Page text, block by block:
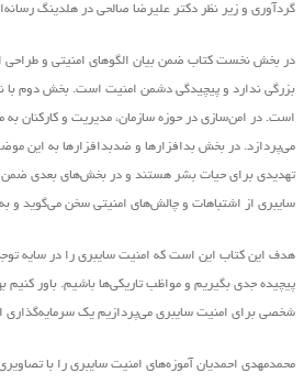
گردآوری و زیر نظر دکتر علیرضا صالحی در هلدینگ
در بخش نخست کتاب ضمن بیان الگوهای امنیتی و طراحی
بزرگی ندارد و پیچیدگی دشمن امنیت است. بخش دوم با
است. در امن‌سازی در حوزه‌ سازمان، مدیریت و کارکنان به
می‌پردازد. در بخش بدافزارها و ضدبدافزارها به این
تهدیدی برای حیات بشر هستند و در بخش‌های بعدی ضمن
سایبری از اشتباهات و چالش‌های امنیتی سخن می‌گوید و
هدف این کتاب این است که امنیت سایبری را در سایه
پیچیده جدی بگیریم و مواظب تاریکی‌ها باشیم. باور کنیم
شخصی برای امنیت سایبری می‌پردازیم یک
محمدمهدی احمدیان آموزه‌های امنیت سایبری را با